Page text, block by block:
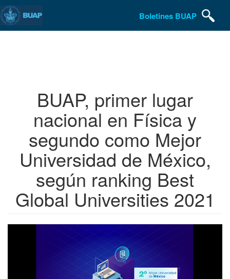
Boletines BUAP
BUAP, primer lugar
nacional en Física y
segundo como Mejor
Universidad de México,
según ranking Best
Global Universities 2021